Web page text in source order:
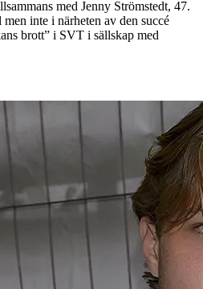
med Jenny Strömstedt, 47.
inte i närheten av den succé
brott” i SVT i sällskap med